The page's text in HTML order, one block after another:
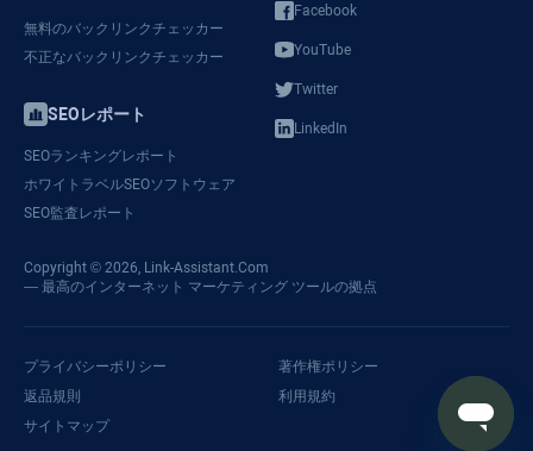
無料のバックリンクチェッカー
不正なバックリンクチェッカー
SEOレポート
SEOランキングレポート
ホワイトラベルSEOソフトウェア
SEO監査レポート
Facebook
YouTube
Twitter
LinkedIn
Copyright © 2026, Link-Assistant.Com
— 最高のインターネット マーケティング ツールの拠点
プライバシーポリシー
著作権ポリシー
返品規則
利用規約
サイトマップ